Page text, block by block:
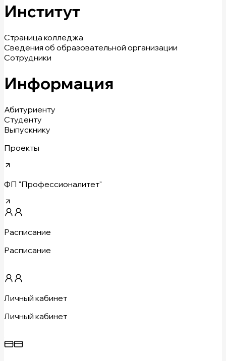
Институт
Страница колледжа
Сведения об образовательной организации
Сотрудники
Информация
Абитуриенту
Студенту
Выпускнику
Проекты
ФП "Профессионалитет"
Расписание
Расписание
Личный кабинет
Личный кабинет